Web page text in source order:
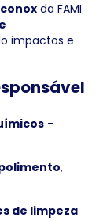
da FAMI
impactos e
–
,
de limpeza